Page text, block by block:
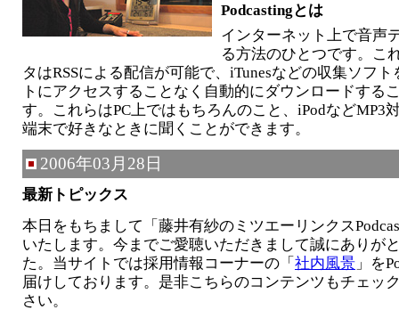
Podcastingとは
インターネット上で音声
る方法のひとつです。こ
タはRSSによる配信が可能で、iTunesなどの収集ソフ
トにアクセスすることなく自動的にダウンロードする
す。これらはPC上ではもちろんのこと、iPodなどMP3
端末で好きなときに聞くことができます。
2006年03月28日
最新トピックス
本日をもちまして「藤井有紗のミツエーリンクス
いたします。今までご愛聴いただきまして誠にありが
た。当サイトでは採用情報コーナーの「 社内風景 」を
届けしております。是非こちらのコンテンツもチェッ
さい。